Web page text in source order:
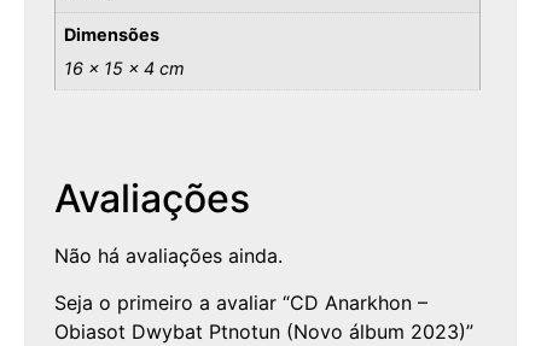
Dimensões
16 × 15 × 4 cm
Avaliações
Não há avaliações ainda.
Seja o primeiro a avaliar “CD Anarkhon –
Obiasot Dwybat Ptnotun (Novo álbum 2023)”